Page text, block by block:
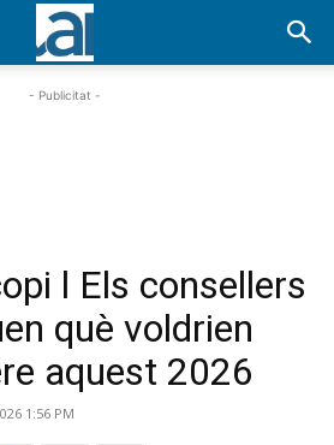
- Publicitat -
l Els consellers
què voldrien
aquest 2026
1:56 PM